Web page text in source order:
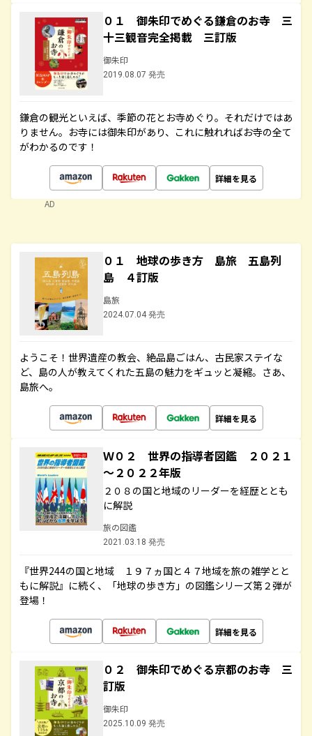
０１ 御朱印でめぐる鎌倉のお寺 三
十三観音完全掲載 三訂版
御朱印
2019.08.07 発売
鎌倉の観光といえば、季節の花とお寺めぐり。それだけではあ
りません。お寺には御朱印があり、これに触れればお寺の全て
がわかるのです！
詳細を見る
AD
０１ 地球の歩き方 島旅 五島列
島 ４訂版
島旅
2024.07.04 発売
ようこそ！世界遺産の教会、絶品島ごはん、古民家ステイな
ど、島の人が教えてくれた五島の魅力をギュッと凝縮。さあ、
島旅へ。
詳細を見る
Ｗ０２ 世界の指導者図鑑 ２０２１
～２０２２年版
２０８の国と地域のリーダーを経歴ととも
に解説
旅の図鑑
2021.03.18 発売
『世界244の国と地域 １９７ヵ国と４７地域を旅の雑学とと
もに解説』に続く、「地球の歩き方」の図鑑シリーズ第２弾が
登場！
詳細を見る
０２ 御朱印でめぐる京都のお寺 三
訂版
御朱印
2025.10.09 発売